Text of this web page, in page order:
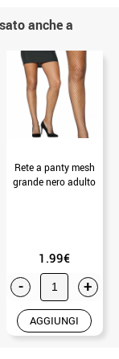
anche a
Rete a panty mesh
grande nero adulto
1.99€
- +
AGGIUNGI